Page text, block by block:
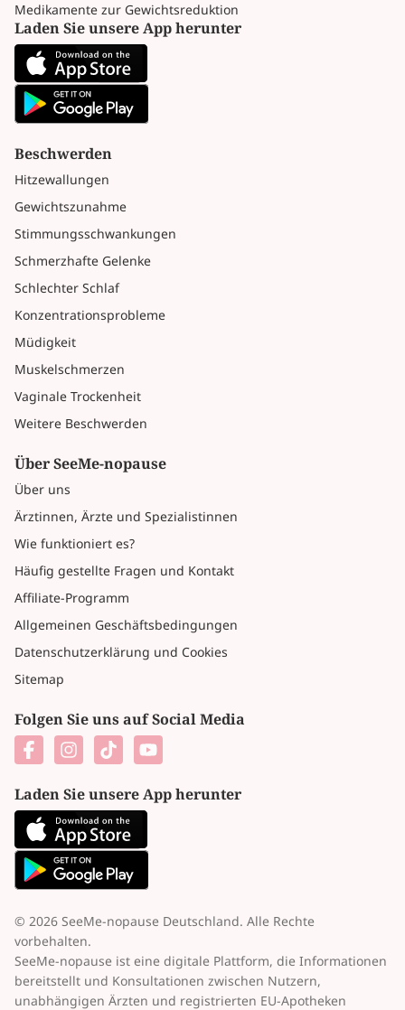
Medikamente zur Gewichtsreduktion
Laden Sie unsere App herunter
Beschwerden
Hitzewallungen
Gewichtszunahme
Stimmungsschwankungen
Schmerzhafte Gelenke
Schlechter Schlaf
Konzentrationsprobleme
Müdigkeit
Muskelschmerzen
Vaginale Trockenheit
Weitere Beschwerden
Über SeeMe-nopause
Über uns
Ärztinnen, Ärzte und Spezialistinnen
Wie funktioniert es?
Häufig gestellte Fragen und Kontakt
Affiliate-Programm
Allgemeinen Geschäftsbedingungen
Datenschutzerklärung und Cookies
Sitemap
Folgen Sie uns auf Social Media
Laden Sie unsere App herunter
© 2026 SeeMe-nopause Deutschland. Alle Rechte
vorbehalten.
SeeMe-nopause ist eine digitale Plattform, die Informationen
bereitstellt und Konsultationen zwischen Nutzern,
unabhängigen Ärzten und registrierten EU-Apotheken